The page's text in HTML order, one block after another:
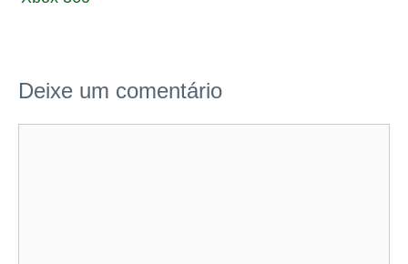
Deixe um comentário